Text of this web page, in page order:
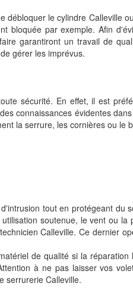
le cylindre Calleville
bloquée par exemple. Afin
garantiront un travail de
gérer les imprévus.
sécurité. En effet, il est
connaissances évidentes
la serrure, les cornières ou le
tout en protégeant du
soutenue, le vent ou
Calleville. Ce dernier
de qualité si la
à ne pas laisser vos
serrurerie Calleville.